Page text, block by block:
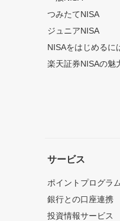
つみたてNISA
ジュニアNISA
NISAをはじめるに
楽天証券NISAの魅
サービス
ポイントプログラム
銀行との口座連携
投資情報サービス